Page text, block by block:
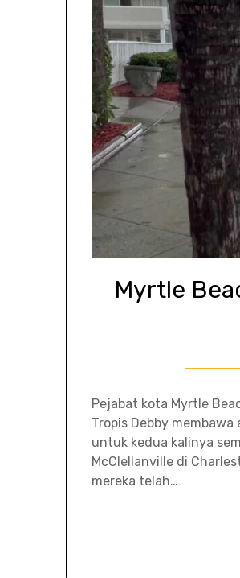
Myrtle
Pejabat kota Myrtle
Tropis Debby
untuk kedua kalinya
McClellanville di
mereka telah…